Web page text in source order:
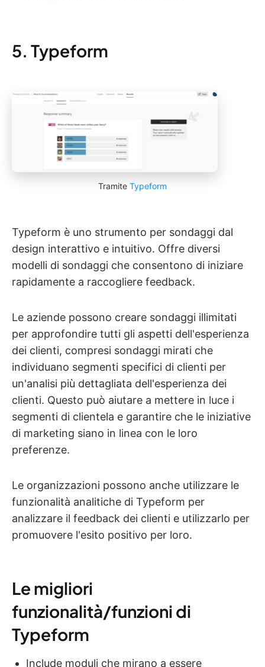
5. Typeform
Tramite Typeform
Typeform è uno strumento per sondaggi dal
design interattivo e intuitivo. Offre diversi
modelli di sondaggi che consentono di iniziare
rapidamente a raccogliere feedback.
Le aziende possono creare sondaggi illimitati
per approfondire tutti gli aspetti dell'esperienza
dei clienti, compresi sondaggi mirati che
individuano segmenti specifici di clienti per
un'analisi più dettagliata dell'esperienza dei
clienti. Questo può aiutare a mettere in luce i
segmenti di clientela e garantire che le iniziative
di marketing siano in linea con le loro
preferenze.
Le organizzazioni possono anche utilizzare le
funzionalità analitiche di Typeform per
analizzare il feedback dei clienti e utilizzarlo per
promuovere l'esito positivo per loro.
Le migliori
funzionalità/funzioni di
Typeform
Include moduli che mirano a essere